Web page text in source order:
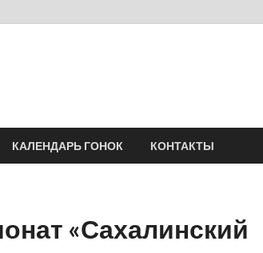
КАЛЕНДАРЬ ГОНОК КОНТАКТЫ
«Сахалинский